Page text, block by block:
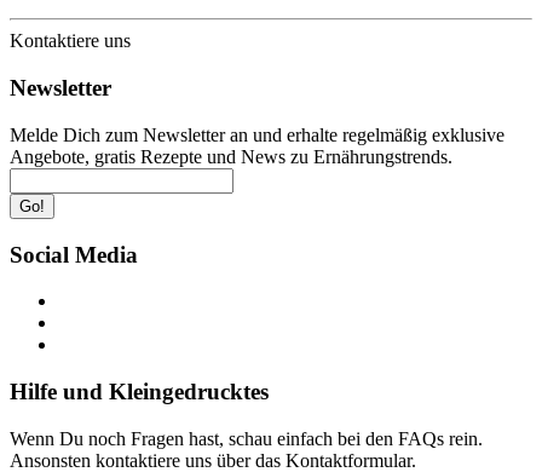
Kontaktiere uns
Newsletter
Melde Dich zum Newsletter an und erhalte regelmäßig exklusive
Angebote, gratis Rezepte und News zu Ernährungstrends.
Go!
Social Media
Hilfe und Kleingedrucktes
Wenn Du noch Fragen hast, schau einfach bei den FAQs rein.
Ansonsten kontaktiere uns über das Kontaktformular.